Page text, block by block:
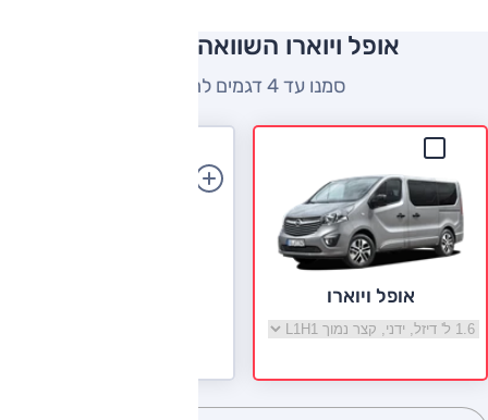
אופל ויוארו השוואה למתחרים
סמנו עד 4 דגמים להשוואה
אופל ויוארו
בחר גרסה אופל ויוארו